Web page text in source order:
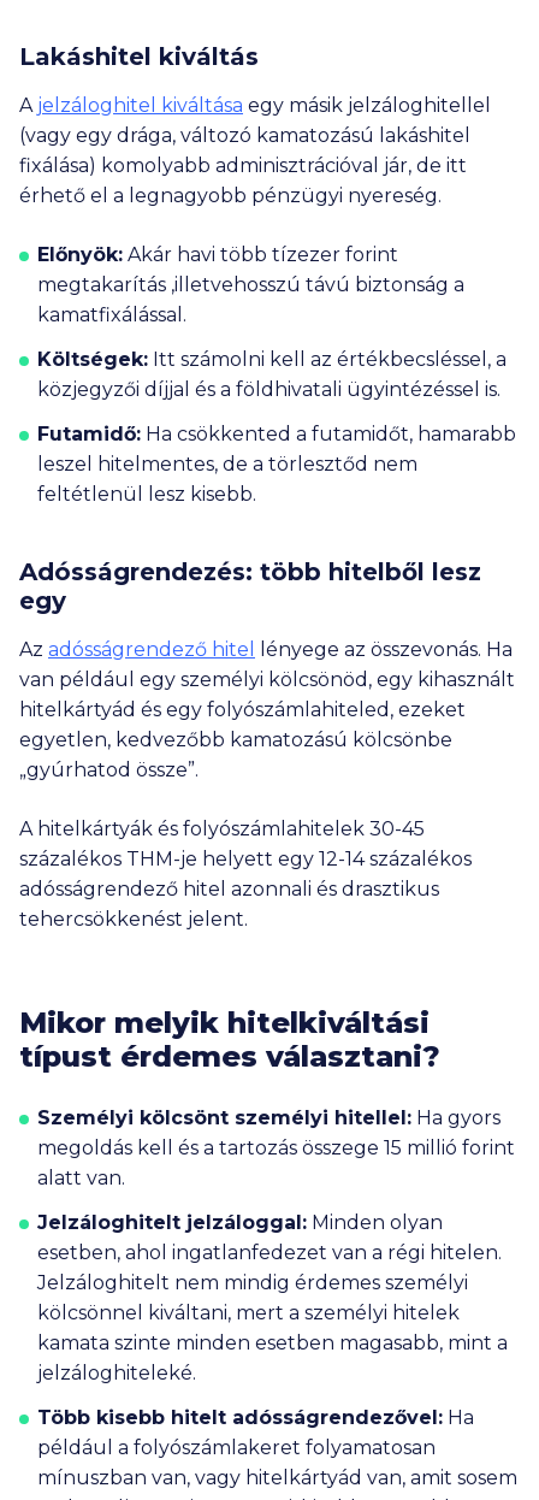
Lakáshitel kiváltás
A jelzáloghitel kiváltása egy másik jelzáloghitellel
(vagy egy drága, változó kamatozású lakáshitel
fixálása) komolyabb adminisztrációval jár, de itt
érhető el a legnagyobb pénzügyi nyereség.
Előnyök: Akár havi több tízezer forint
megtakarítás ,illetvehosszú távú biztonság a
kamatfixálással.
Költségek: Itt számolni kell az értékbecsléssel, a
közjegyzői díjjal és a földhivatali ügyintézéssel is.
Futamidő: Ha csökkented a futamidőt, hamarabb
leszel hitelmentes, de a törlesztőd nem
feltétlenül lesz kisebb.
Adósságrendezés: több hitelből lesz
egy
Az adósságrendező hitel
lényege az összevonás. Ha
van például egy személyi kölcsönöd, egy kihasznált
hitelkártyád és egy folyószámlahiteled, ezeket
egyetlen, kedvezőbb kamatozású kölcsönbe
„gyúrhatod össze”.
A hitelkártyák és folyószámlahitelek 30-45
százalékos THM-je helyett egy 12-14 százalékos
adósságrendező hitel azonnali és drasztikus
tehercsökkenést jelent.
Mikor melyik hitelkiváltási
típust érdemes választani?
Személyi kölcsönt személyi hitellel: Ha gyors
megoldás kell és a tartozás összege 15 millió forint
alatt van.
Jelzáloghitelt jelzáloggal: Minden olyan
esetben, ahol ingatlanfedezet van a régi hitelen.
Jelzáloghitelt nem mindig érdemes személyi
kölcsönnel kiváltani, mert a személyi hitelek
kamata szinte minden esetben magasabb, mint a
jelzáloghiteleké.
Több kisebb hitelt adósságrendezővel: Ha
például a folyószámlakeret folyamatosan
mínuszban van, vagy hitelkártyád van, amit sosem